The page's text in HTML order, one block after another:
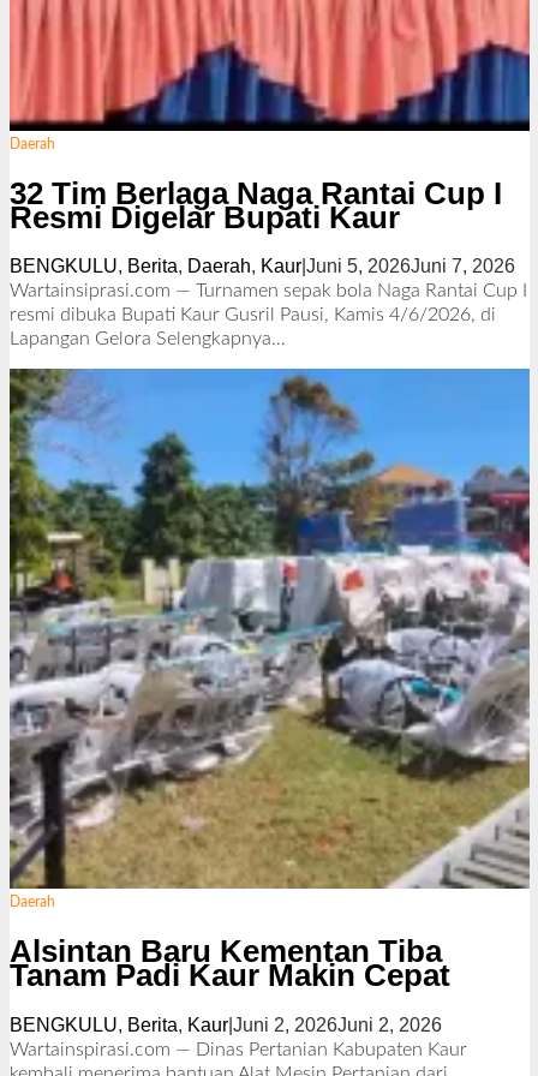
Daerah
32 Tim Berlaga Naga Rantai Cup I
Resmi Digelar Bupati Kaur
BENGKULU, Berita, Daerah, Kaur| Juni 5, 2026Juni 7, 2026o
l
J
h
o
n
Wartainsiprasi.com — Turnamen sepak bola Naga Rantai Cup I
resmi dibuka Bupati Kaur Gusril Pausi, Kamis 4/6/2026, di
Lapangan Gelora Selengkapnya…
Daerah
Alsintan Baru Kementan Tiba
Tanam Padi Kaur Makin Cepat
BENGKULU, Berita, Kaur| Juni 2, 2026Juni 2, 2026o
l
Wartainspirasi.com — Dinas Pertanian Kabupaten Kaur